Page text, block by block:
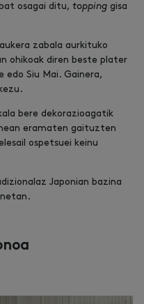
osagai ditu, topping gisa
zabala aurkituko
ohikoak diren beste plater
edo Siu Mai. Gainera,
bere dekorazioagatik
eramaten gaituzten
ospetsuei keinu
Japonian bazina